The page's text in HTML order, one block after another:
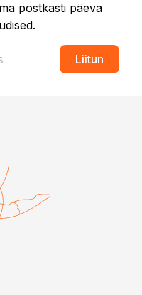
postkasti päeva
Liitun